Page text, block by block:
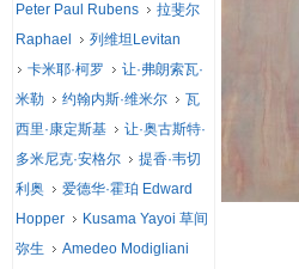
Peter Paul Rubens
拉斐尔
Raphael
列维坦Levitan
卡米耶·柯罗
让·弗朗索瓦·
米勒
约翰内斯·维米尔
瓦
西里·康定斯基
让·奥古斯特·
多米尼克·安格尔
提香·韦切
利奥
爱德华·霍珀 Edward
Hopper
Kusama Yayoi 草间
弥生
Amedeo Modigliani